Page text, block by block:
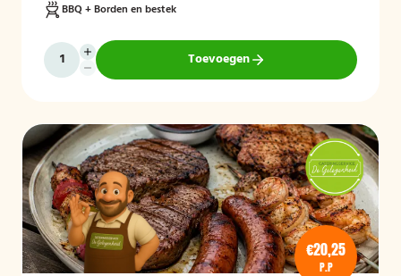
BBQ + Borden en bestek
Toevoegen
€20,25
P.P